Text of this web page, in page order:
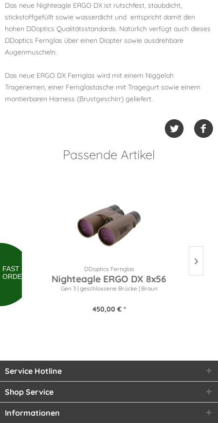
FAST
ORDER
Das neue Nighteagle ERGO DX ist rutschfest, staubdicht,
stickstoffgefüllt sowie wasserdicht und entspricht damit den
hohen DDoptics Qualitätsstandards. Natürlich verfügt auch dieses
DDoptics Fernglas über einen Diopter sowie ausdrehbare
Augenmuscheln.
Das neue ERGO DX Fernglas wird mit einem Niggeloh
Trageriemen, einer Fernglastasche mit Tragegurt sowie einem
montierbaren Harness (Brustgeschirr) geliefert.
Passende Artikel
DDoptics Fernglas
Nighteagle ERGO DX 8x56
Gen 3 | geschlossene Brücke | Braun
450,00 € *
Service Hotline
Shop Service
Informationen